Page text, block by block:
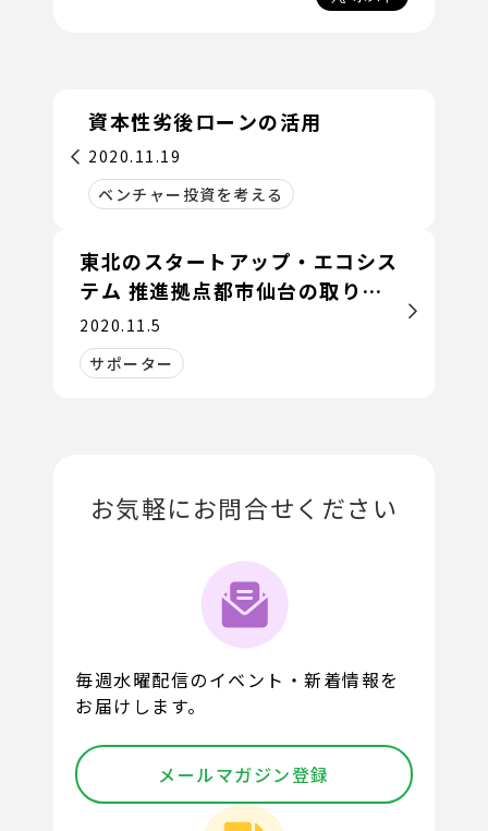
資本性劣後ローンの活用
2020.11.19
ベンチャー投資を考える
東北のスタートアップ・エコシス
テム 推進拠点都市仙台の取り組
み
2020.11.5
サポーター
お気軽にお問合せください
毎週水曜配信のイベント・新着情報を
お届けします。
メールマガジン登録